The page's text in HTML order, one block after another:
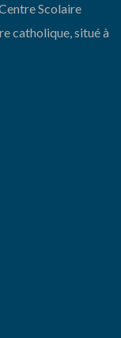
Scolaire
catholique, situé à